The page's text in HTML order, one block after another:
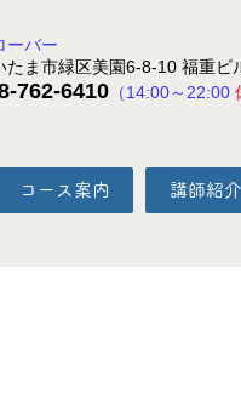
バー
たま市緑区美園6-8-10 福重ビ
762-6410 （14:00～22:00
コース案内 講師紹介